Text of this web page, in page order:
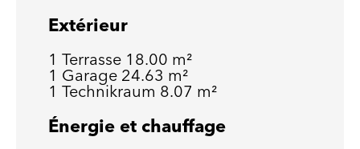
Extérieur
1 Terrasse 18.00 m²
1 Garage 24.63 m²
1 Technikraum 8.07 m²
Énergie et chauffage